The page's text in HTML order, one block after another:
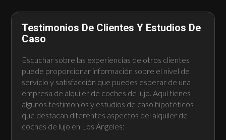
Testimonios De Clientes Y Estudios De
Caso
Escuchar sobre las experiencias de otros clientes
puede proporcionar información sobre el nivel de
servicio y satisfacción que puedes esperar de una
empresa de alquiler de coches de lujo. Aquí tienes
algunos testimonios y estudios de caso hipotéticos
que destacan diferentes aspectos del alquiler de
coches de lujo en Los Ángeles: